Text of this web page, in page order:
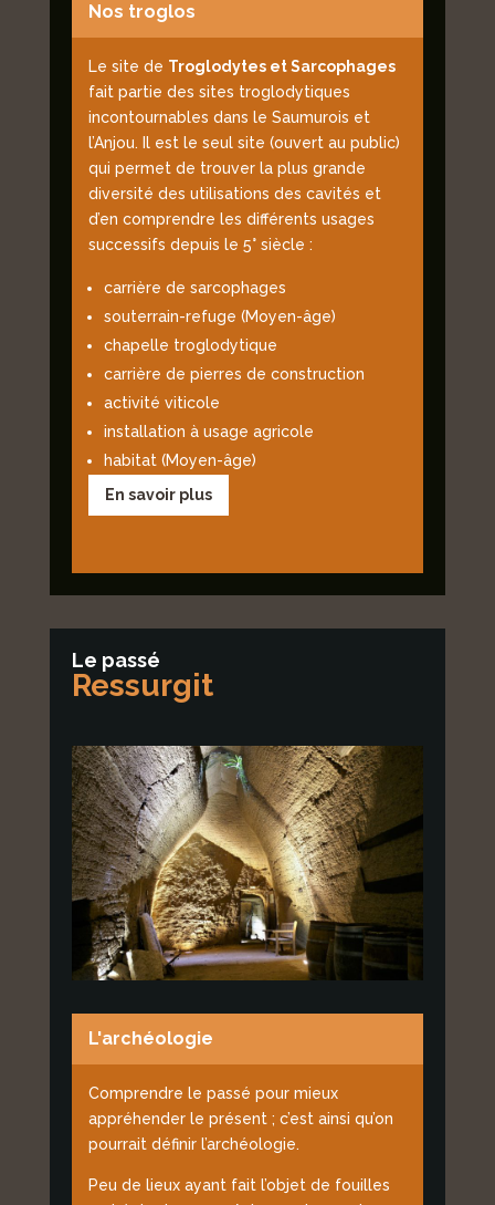
Nos troglos
Le site de Troglodytes et Sarcophages
fait partie des sites troglodytiques
incontournables dans le Saumurois et
l’Anjou. Il est le seul site (ouvert au public)
qui permet de trouver la plus grande
diversité des utilisations des cavités et
d’en comprendre les différents usages
successifs depuis le 5° siècle :
carrière de sarcophages
souterrain-refuge (Moyen-âge)
chapelle troglodytique
carrière de pierres de construction
activité viticole
installation à usage agricole
habitat (Moyen-âge)
En savoir plus
Le passé
Ressurgit
L'archéologie
Comprendre le passé pour mieux
appréhender le présent ; c’est ainsi qu’on
pourrait définir l’archéologie.
Peu de lieux ayant fait l’objet de fouilles